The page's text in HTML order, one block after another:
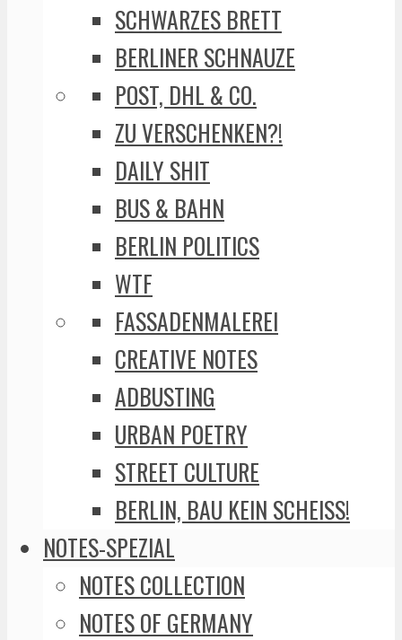
SCHWARZES BRETT
BERLINER SCHNAUZE
POST, DHL & CO.
ZU VERSCHENKEN?!
DAILY SHIT
BUS & BAHN
BERLIN POLITICS
WTF
FASSADENMALEREI
CREATIVE NOTES
ADBUSTING
URBAN POETRY
STREET CULTURE
BERLIN, BAU KEIN SCHEISS!
NOTES-SPEZIAL
NOTES COLLECTION
NOTES OF GERMANY